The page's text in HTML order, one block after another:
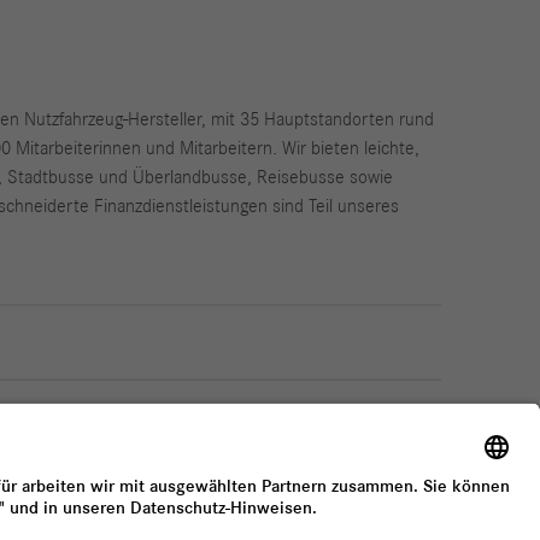
Nutzfahrzeug-Hersteller, mit 35 Hauptstandorten rund
Mitarbeiterinnen und Mitarbeitern. Wir bieten leichte,
und Überlandbusse, Reisebusse sowie
Finanzdienstleistungen sind Teil unseres